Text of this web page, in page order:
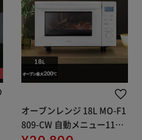
オーブンレンジ 18L MO-F1
809-CW 自動メニュー11種